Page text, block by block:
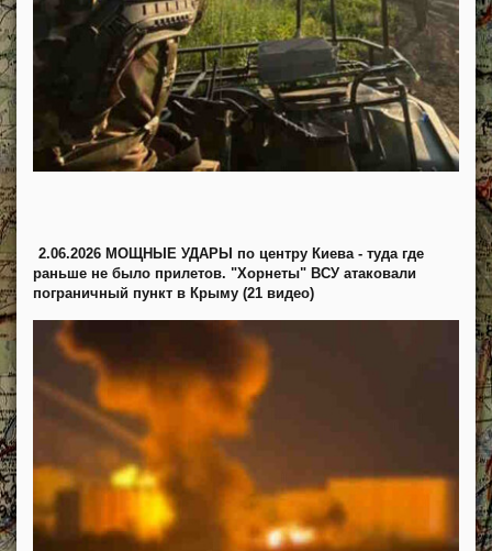
2.06.2026 МОЩНЫЕ УДАРЫ по центру Киева - туда где
раньше не было прилетов. "Хорнеты" ВСУ атаковали
пограничный пункт в Крыму (21 видео)